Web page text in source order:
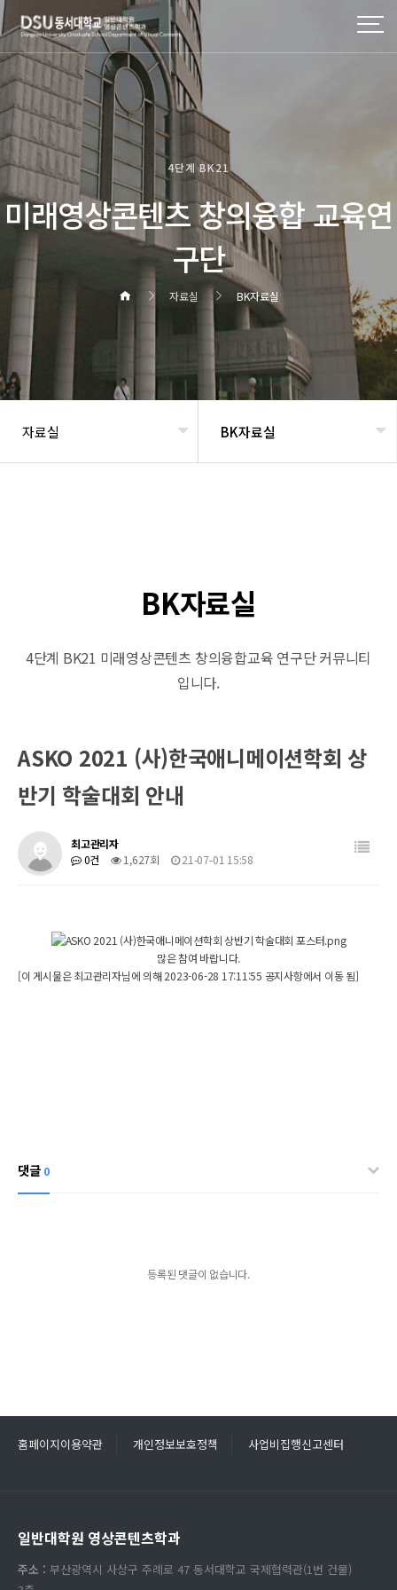
4단계 BK21
미래영상콘텐츠 창의융합 교육연
구단
자료실 BK자료실
자료실 BK자료실
BK자료실
4단계 BK21 미래영상콘텐츠 창의융합교육 연구단 커뮤니티
입니다.
ASKO 2021 (사)한국애니메이션학회 상
반기 학술대회 안내
최고관리자
0건
1,627회 21-07-01 15:58
많은 참여 바랍니다.
[이 게시물은 최고관리자님에 의해 2023-06-28 17:11:55 공지사항에서 이동 됨]
댓글 0
등록된 댓글이 없습니다.
홈페이지이용약관 개인정보보호정책 사업비집행신고센터
일반대학원 영상콘텐츠학과
주소 : 부산광역시 사상구 주례로 47 동서대학교 국제협력관(1번 건물)